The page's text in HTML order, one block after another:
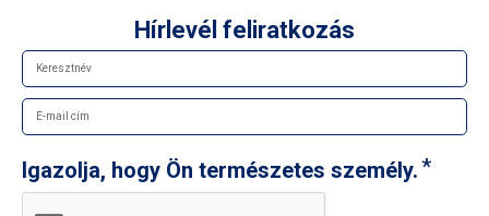
Hírlevél feliratkozás
Igazolja, hogy Ön természetes személy.